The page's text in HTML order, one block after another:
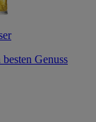
Genuss